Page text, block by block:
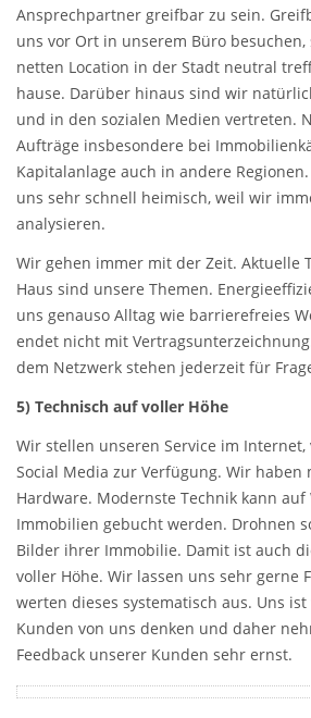
Ansprechpartner greifbar zu sein.
uns vor Ort in unserem Büro
netten Location in der Stadt neutral
hause. Darüber hinaus sind wir
und in den sozialen Medien vertreten.
Aufträge insbesondere bei
Kapitalanlage auch in andere
uns sehr schnell heimisch, weil wir
analysieren.
Wir gehen immer mit der Zeit. Aktuelle
Haus sind unsere Themen.
uns genauso Alltag wie barrierefreies
endet nicht mit
dem Netzwerk stehen jederzeit für
5) Technisch auf voller Höhe
Wir stellen unseren Service im
Social Media zur Verfügung. Wir haben
Hardware. Modernste Technik kann
Immobilien gebucht werden. Drohnen
Bilder ihrer Immobilie. Damit ist auch
voller Höhe. Wir lassen uns sehr gerne
werten dieses systematisch aus. Uns
Kunden von uns denken und daher
Feedback unserer Kunden sehr ernst.